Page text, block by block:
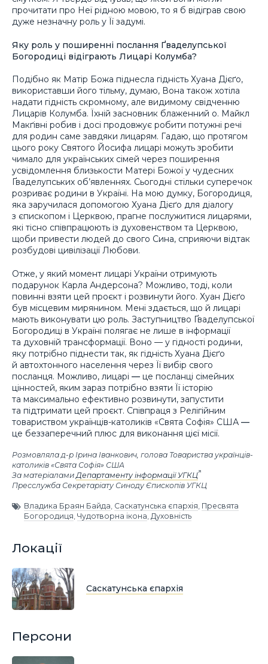
прочитати про Неї рідною мовою, то я б відіграв свою
дуже незначну роль у Її задумі.
Яку роль у поширенні послання Ґваделупської
Богородиці відіграють Лицарі Колумба?
Подібно як Матір Божа піднесла гідність Хуана Дієґо,
використавши його тільму, думаю, Вона також хотіла
надати гідність скромному, але видимому свідченню
Лицарів Колумба. Їхній засновник блаженний о. Майкл
Макґівні робив і досі продовжує робити потужні речі
для родин саме завдяки лицарям. Гадаю, що протягом
цього року Святого Йосифа лицарі можуть зробити
чимало для українських сімей через поширення
усвідомлення близькости Матері Божої у чудесних
Ґваделупських об’явленнях. Сьогодні стільки суперечок
розриває родини в Україні. На мою думку, Богородиця,
яка заручилася допомогою Хуана Дієґо для діалогу
з єпископом і Церквою, прагне послужитися лицарями,
які тісно співпрацюють із духовенством та Церквою,
щоби привести людей до свого Сина, сприяючи відтак
розбудові цивілізації Любови.
Отже, у який момент лицарі України отримують
подарунок Карла Андерсона? Можливо, тоді, коли
повинні взяти цей проєкт і розвинути його. Хуан Дієґо
був місцевим мирянином. Мені здається, що й лицарі
мають виконувати цю роль. Заступництво Ґваделупської
Богородиці в Україні полягає не лише в інформації
та духовній трансформації. Воно — у гідності родини,
яку потрібно піднести так, як гідність Хуана Дієґо
й автохтонного населення через Її вибір свого
посланця. Можливо, лицарі — це посланці сімейних
цінностей, яким зараз потрібно взяти Її історію
та максимально ефективно розвинути, запустити
та підтримати цей проєкт. Співпраця з Релігійним
товариством українців-католиків «Свята Софія» США —
це беззаперечний плюс для виконання цієї місії.
Розмовляла д-р Ірина Іванкович, голова Товариства українців-
католиків «Свята Софія» США
За матеріаламиДепартаменту інформації УГКЦ
Пресслужба Секретаріату Синоду Єпископів УГКЦ
Владика Браян Байда, Саскатунська єпархія, Пресвята
Богородиця, Чудотворна ікона, Духовність
Локації
Саскатунська єпархія
Персони